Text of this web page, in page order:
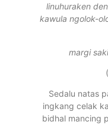
linuhuraken
kawula ngolok-
margi
Sedalu natas
ingkang celak
bidhal mancing